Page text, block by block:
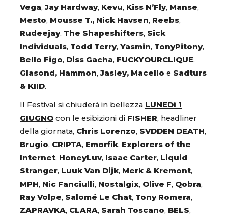
Vega, Jay Hardway, Kevu, Kiss N’Fly, Manse,
Mesto, Mousse T., Nick Havsen, Reebs,
Rudeejay, The Shapeshifters, Sick
Individuals, Todd Terry, Yasmin, TonyPitony,
Bello Figo, Diss Gacha, FUCKYOURCLIQUE,
Glasond, Hammon, Jasley, Macello e Sadturs
& KIID.
Il Festival si chiuderà in bellezza LUNEDì 1
GIUGNO con le esibizioni di FISHER, headliner
della giornata, Chris Lorenzo, SVDDEN DEATH,
Brugio, CRIPTA, Emorfik, Explorers of the
Internet, HoneyLuv, Isaac Carter, Liquid
Stranger, Luuk Van Dijk, Merk & Kremont,
MPH, Nic Fanciulli, Nostalgix, Olive F, Qobra,
Ray Volpe, Salomé Le Chat, Tony Romera,
ZAPRAVKA, CLARA, Sarah Toscano, BELS,